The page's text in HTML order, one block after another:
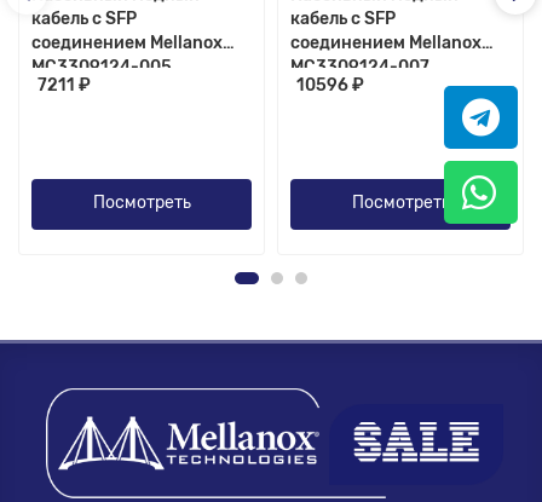
кабель с SFP
соединением Mellanox
MC3309124-005
7211 ₽
Посмотреть
кабель с SFP
соединением Mellanox
MC3309124-007
10596 ₽
Посмотреть